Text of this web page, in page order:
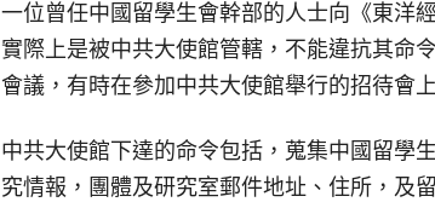
一位曾任中國留學生會幹部的人士向《東洋
實際上是被中共大使館管轄，不能違抗其命
會議，有時在參加中共大使館舉行的招待會
中共大使館下達的命令包括，蒐集中國留學
究情報，團體及研究室郵件地址、住所，及